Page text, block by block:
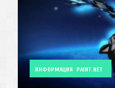
ИНФОРМАЦИЯ PAINT.NET